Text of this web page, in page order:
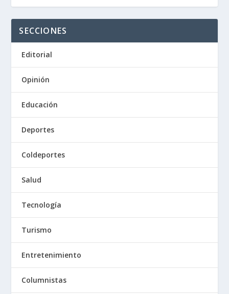
SECCIONES
Editorial
Opinión
Educación
Deportes
Coldeportes
Salud
Tecnología
Turismo
Entretenimiento
Columnistas